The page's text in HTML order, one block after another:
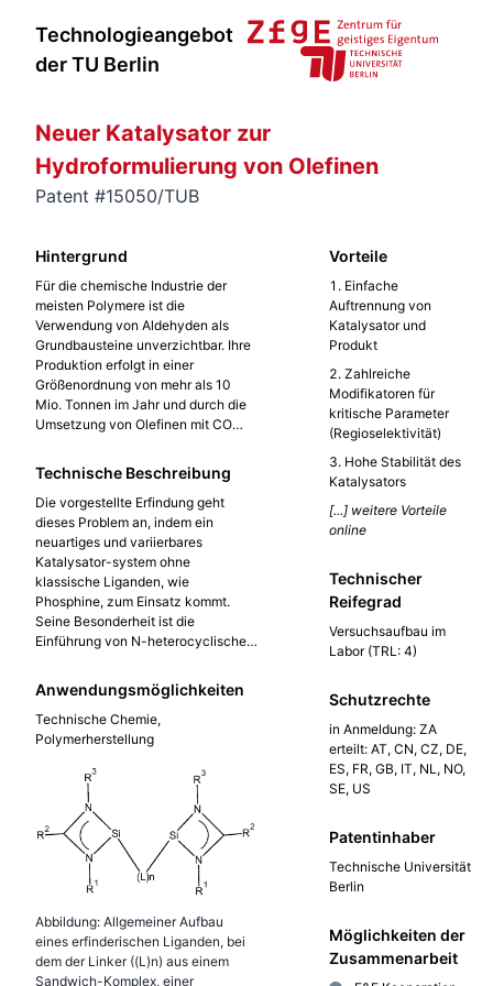
Technologieangebot
der TU Berlin
Neuer Katalysator zur
Hydroformulierung von Olefinen
Patent #15050/TUB
Hintergrund
Für die chemische Industrie der
meisten Polymere ist die
Verwendung von Aldehyden als
Grundbausteine unverzichtbar. Ihre
Produktion erfolgt in einer
Größenordnung von mehr als 10
Mio. Tonnen im Jahr und durch die
Umsetzung von Olefinen mit CO
Derzeitige Verfahren basieren
entweder auf der Verwendung von
Kobaltkatalysatoren für Aldehyde
mit größerer Kettenlänge, da hier ein
Teil des Katalysators im Produkt
verbleibt und somit verloren geht
oder ligandenmodifizierte
Rhodiumkatalysatoren, die besser
vom Produkt abgetrennt werden
können und somit besser
aber nur für kurzkettige Aldehyde
nutzbar sind.
Technische Beschreibung
Die vorgestellte Erfindung geht
dieses Problem an, indem ein
neuartiges und variierbares
Katalysator-system ohne
klassische Liganden, wie
Phosphine, zum Einsatz kommt.
Seine Besonderheit ist die
Einführung von N-heterocyclischen
Diese Liganden besitzen ein freies
Elektronenpaar am Siliziumatom
und können so die elek-tronischen
Eigenschaften des Metallatoms
Monosilylenliganden können durch
Abstandshalter zu zwei- oder
mehrzähnigen Liganden verknüpft
werden. Diese bieten viele Vorteile,
vor allem die Bildung eines
stabileren und aktiveren
Katalysators und erzeugen eine
freie Koordinationsstelle am
Rhodiumzentrum für die Fixierung
und Aktivierung des Olefinsubstrat.
Durch die große Variabilität der
Anwendungsmöglichkeiten
Technische Chemie,
Polymerherstellung
Abbildung: Allgemeiner Aufbau
eines erfinderischen Liganden, bei
dem der Linker ((L)n) aus einem
Sandwich-Komplex, einer
Vorteile
Einfache
Auftrennung von
Katalysator und
Produkt
Zahlreiche
Modifikatoren für
kritische Parameter
(Regioselektivität)
Hohe Stabilität des
Katalysators
[...] weitere Vorteile
online
Technischer
Reifegrad
Versuchsaufbau im
Labor (TRL: 4)
Schutzrechte
in Anmeldung: ZA
erteilt: AT, CN, CZ, DE,
ES, FR, GB, IT, NL, NO,
SE, US
Patentinhaber
Technische Universität
Berlin
Möglichkeiten der
Zusammenarbeit